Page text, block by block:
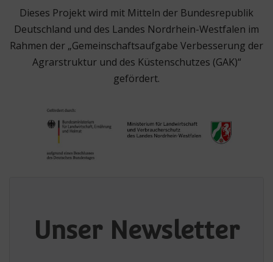
Dieses Projekt wird mit Mitteln der Bundesrepublik
Deutschland und des Landes Nordrhein-Westfalen im
Rahmen der „Gemeinschaftsaufgabe Verbesserung der
Agrarstruktur und des Küstenschutzes (GAK)“
gefördert.
Unser Newsletter